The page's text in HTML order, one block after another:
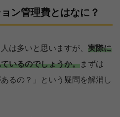
ン管理費とはなに？
は多いと思いますが、 実際に
いるのでしょうか。まずは
るの？」という疑問を解消し